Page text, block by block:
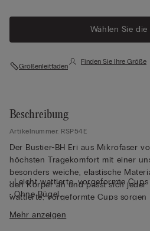
Wählen Sie
Größenleitfaden
Finden Sie Ihre Größe
Beschreibung
Artikelnummer: RSP54E
Der Bustier-BH Eri aus Mikrofaser
höchsten Tragekomfort mit einer
besonders weiche, elastische
den Körper an und passt sich jeder
wattierte, vorgeformte Cups
abgerundete Form, während die
Träger individuelle Anpassung
• Leicht wattierte, vorgeformte Cups
• Ohne Bügel
• Abgerundete Brustoptik
Mehr anzeigen